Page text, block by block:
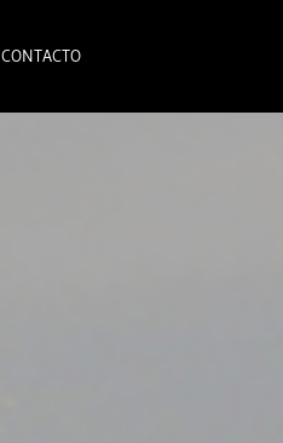
CONTACTO